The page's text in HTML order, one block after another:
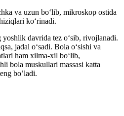
va uzun bo‘lib, mikroskop ostida
ko‘rinadi.
davrida tez o‘sib, rivojlanadi.
jadal o‘sadi. Bola o‘sishi va
ham xilma-xil bo‘lib,
bola muskullari massasi katta
bo’ladi.